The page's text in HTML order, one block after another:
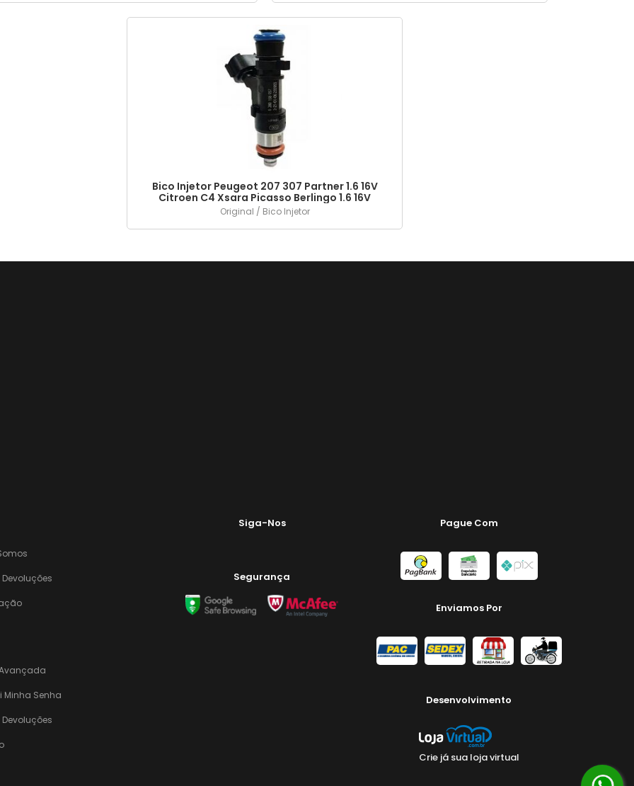
Bico Injetor Peugeot 207 307 Partner 1.6 16V
Citroen C4 Xsara Picasso Berlingo 1.6 16V
0280158057
Original / Bico Injetor
Devoluções
Minha Senha
Devoluções
Siga-Nos
Segurança
Pague Com
Enviamos Por
Desenvolvimento
Crie já sua loja virtual